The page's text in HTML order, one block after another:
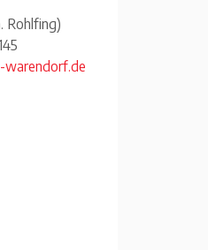
Rohlfing)
warendorf.de